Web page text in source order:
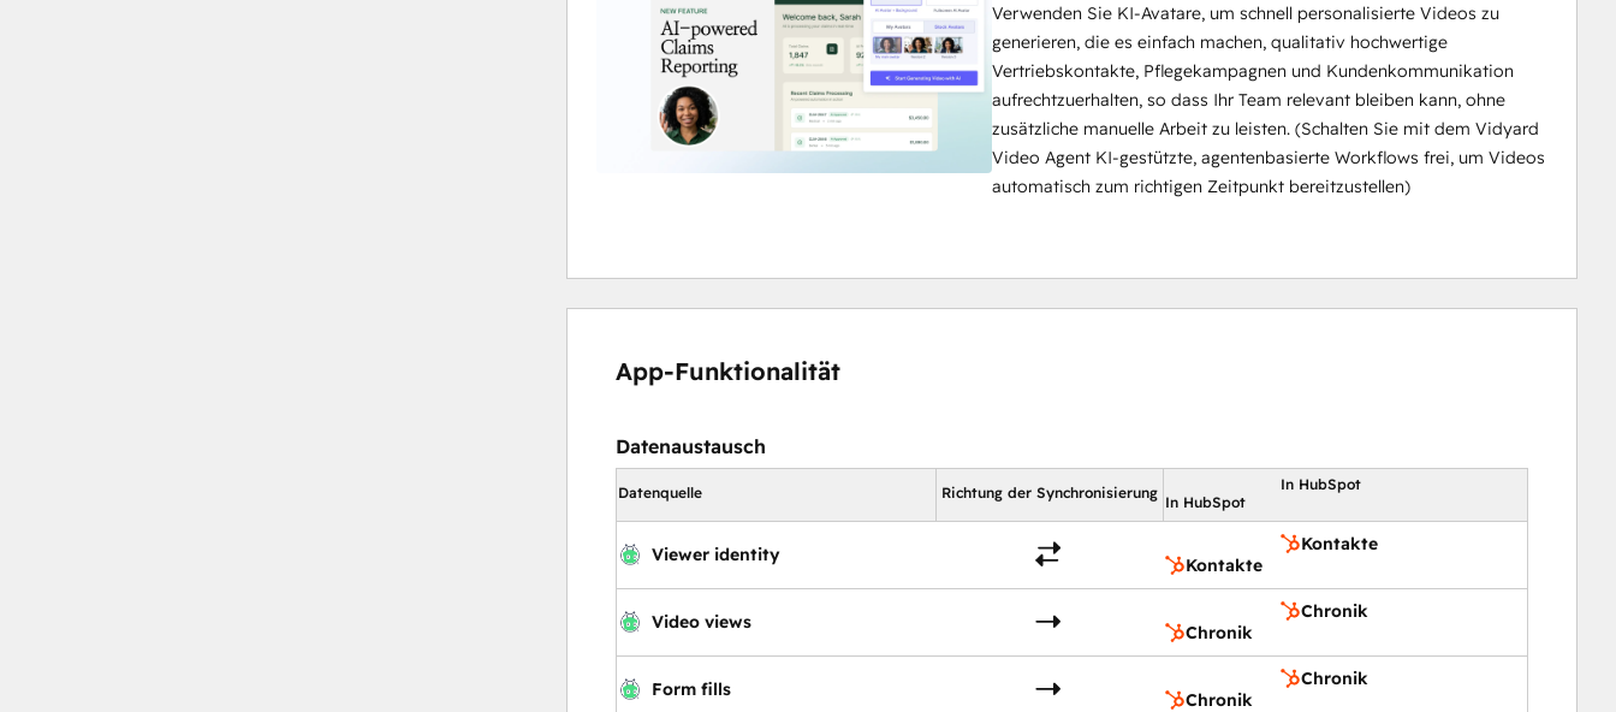
Verwenden Sie KI-Avatare, um schnell personalisierte Videos zu
generieren, die es einfach machen, qualitativ hochwertige
Vertriebskontakte, Pflegekampagnen und Kundenkommunikation
aufrechtzuerhalten, so dass Ihr Team relevant bleiben kann, ohne
zusätzliche manuelle Arbeit zu leisten. (Schalten Sie mit dem Vidyard
Video Agent KI-gestützte, agentenbasierte Workflows frei, um Videos
automatisch zum richtigen Zeitpunkt bereitzustellen)
App-Funktionalität
Datenaustausch
Datenquelle Richtung der Synchronisierung
In HubSpot
In HubSpot
Viewer identity
Kontakte
Kontakte
Video views
Chronik
Chronik
Form fills
Chronik
Chronik